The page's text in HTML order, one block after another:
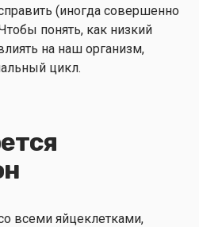
(иногда совершенно
понять, как низкий
на наш организм,
цикл.
всеми яйцеклетками,